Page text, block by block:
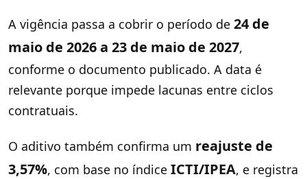
A vigência passa a cobrir o período de 24 de
maio de 2026 a 23 de maio de 2027,
conforme o documento publicado. A data é
relevante porque impede lacunas entre ciclos
contratuais.
O aditivo também confirma um reajuste de
3,57%, com base no índice ICTI/IPEA, e registra